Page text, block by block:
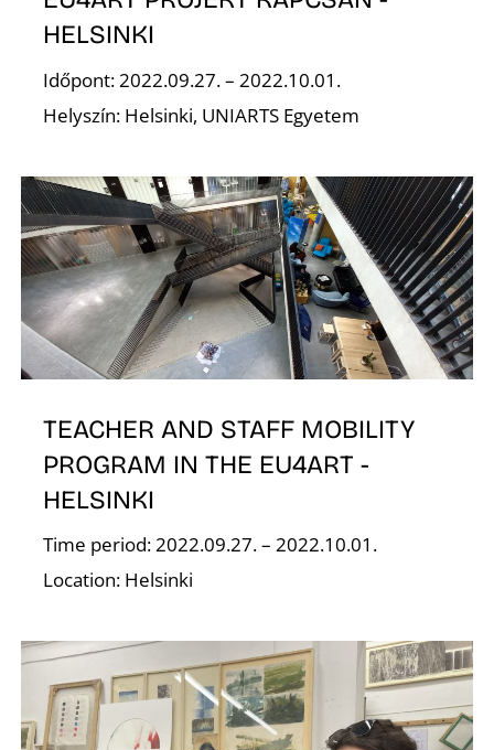
HELSINKI
Időpont: 2022.09.27. – 2022.10.01.
Helyszín: Helsinki, UNIARTS Egyetem
TEACHER AND STAFF MOBILITY
PROGRAM IN THE EU4ART -
HELSINKI
Time period: 2022.09.27. – 2022.10.01.
Location: Helsinki